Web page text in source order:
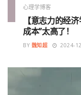
心理学博客
【意志力的经
成本”太高了！
BY 魏知超 2024-